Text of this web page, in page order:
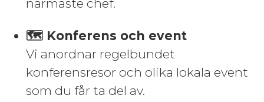
närmaste chef.
🗺️ Konferens och event
Vi anordnar regelbundet
konferensresor och olika lokala event
som du får ta del av.